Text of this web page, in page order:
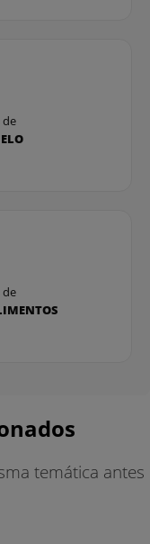
de
de
temática antes